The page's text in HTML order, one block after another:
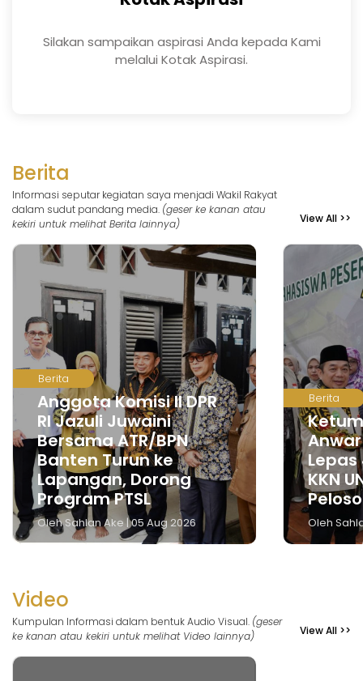
Silakan sampaikan aspirasi Anda kepada Kami
melalui Kotak Aspirasi.
Berita
Informasi seputar kegiatan saya menjadi Wakil Rakyat
dalam sudut pandang media. (geser ke kanan atau
kekiri untuk melihat Berita lainnya)
View All >>
Berita
Anggota Komisi II DPR
RI Jazuli Juwaini
Bersama ATR/BPN
Banten Turun ke
Lapangan, Dorong
Program PTSL
Oleh Sahlan Ake | 05 Aug 2026
Berita
KKN
Oleh
Video
Kumpulan Informasi dalam bentuk Audio Visual. (geser
ke kanan atau kekiri untuk melihat Video lainnya)
View All >>